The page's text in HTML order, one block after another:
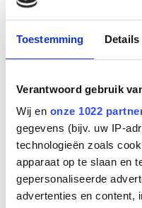
Toestemming Details
Verantwoord gebruik
Wij en onze 1022
gegevens (bijv. uw IP-
technologieën zoals
apparaat op te slaan en
gepersonaliseerde
advertenties en content,
Gigaset Belt clip